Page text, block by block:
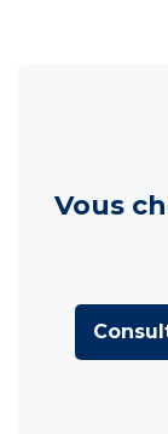
Vous